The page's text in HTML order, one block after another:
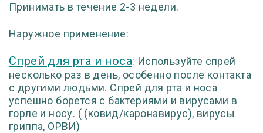
Принимать в течение 2-3 недели.
Наружное применение:
Спрей для рта и носа: Используйте спрей
несколько раз в день, особенно после контакта
с другими людьми. Спрей для рта и носа
успешно борется с бактериями и вирусами в
горле и носу. ( (ковид/каронавирус), вирусы
гриппа, ОРВИ)